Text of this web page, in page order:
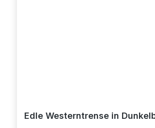
Edle Westerntrense in